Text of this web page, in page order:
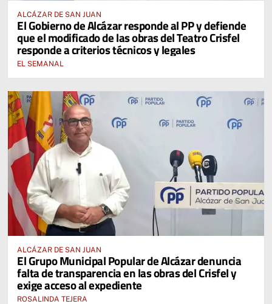
ALCÁZAR DE SAN JUAN
El Gobierno de Alcázar responde al PP y defiende
que el modificado de las obras del Teatro Crisfel
responde a criterios técnicos y legales
EL SEMANAL
ALCÁZAR DE SAN JUAN
El Grupo Municipal Popular de Alcázar denuncia
falta de transparencia en las obras del Crisfel y
exige acceso al expediente
ROSALINDA TEJERA